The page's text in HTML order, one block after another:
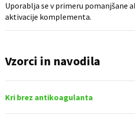
Uporablja se v primeru pomanjšane
aktivacije komplementa.
Vzorci in navodila
Kri brez antikoagulanta